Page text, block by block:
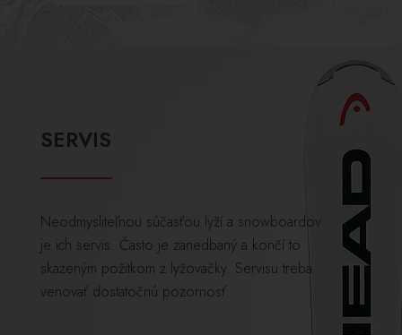
SERVIS
Neodmysliteľnou súčasťou lyží a snowboardov
je ich servis. Často je zanedbaný a končí to
skazeným požitkom z lyžovačky. Servisu treba
venovať dostatočnú pozornosť.